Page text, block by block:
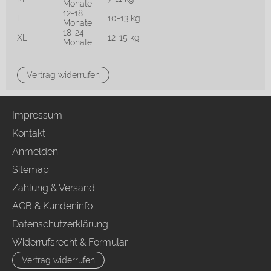
Monate
L
12-18
Monate
10-13 kg
XL
18-24
Monate
12-15 kg
Vertrag widerrufen
Impressum
Kontakt
Anmelden
Sitemap
Zahlung & Versand
AGB & Kundeninfo
Datenschutzerklärung
Widerrufsrecht & Formular
Vertrag widerrufen